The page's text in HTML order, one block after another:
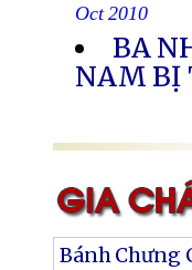
Oct 2010
BA
NAM BỊ
Bánh Chưng